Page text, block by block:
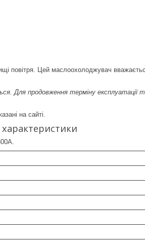
повітря. Цей маслоохолоджувач
Для продовження терміну експлуатації
на сайті.